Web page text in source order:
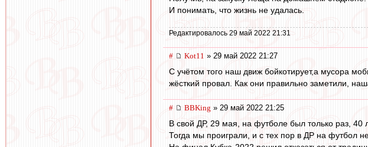
И понимать, что жизнь не удалась.
Редактировалось 29 май 2022 21:31
# Kot11 » 29 май 2022 21:27
С учётом того наш движ бойкотирует,а мусора
жёсткий провал. Как они правильно заметили,
# BBKing » 29 май 2022 21:25
В свой ДР, 29 мая, на футболе был только раз, 40
Тогда мы проиграли, и с тех пор в ДР на футбол